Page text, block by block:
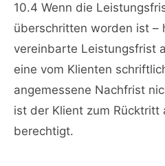
10.4 Wenn die
überschritten worden ist –
vereinbarte Leistungsfrist
eine vom Klienten
angemessene Nachfrist
ist der Klient zum Rücktritt
berechtigt.